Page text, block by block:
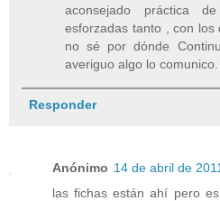
aconsejado práctica
esforzadas tanto , con los
no sé por dónde
averiguo algo lo comunico.
Responder
Anónimo 14 de abril de
las fichas están ahí pero